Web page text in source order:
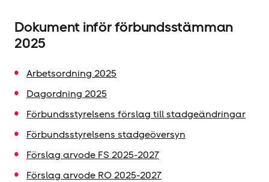
Dokument inför förbundsstämman
2025
Arbetsordning 2025
Dagordning 2025
Förbundsstyrelsens förslag till stadgeändringar
Förbundsstyrelsens stadgeöversyn
Förslag arvode FS 2025-2027
Förslag arvode RO 2025-2027